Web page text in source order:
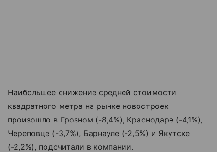
Наибольшее снижение средней стоимости
квадратного метра на рынке новостроек
произошло в Грозном (-8,4%), Краснодаре (-4,1%),
Череповце (-3,7%), Барнауле (-2,5%) и Якутске
(-2,2%), подсчитали в компании.